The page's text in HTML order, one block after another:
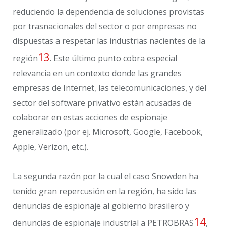
reduciendo la dependencia de soluciones provistas
por trasnacionales del sector o por empresas no
dispuestas a respetar las industrias nacientes de la
región13. Este último punto cobra especial
relevancia en un contexto donde las grandes
empresas de Internet, las telecomunicaciones, y del
sector del software privativo están acusadas de
colaborar en estas acciones de espionaje
generalizado (por ej. Microsoft, Google, Facebook,
Apple, Verizon, etc.).
La segunda razón por la cual el caso Snowden ha
tenido gran repercusión en la región, ha sido las
denuncias de espionaje al gobierno brasilero y
denuncias de espionaje industrial a PETROBRAS14,